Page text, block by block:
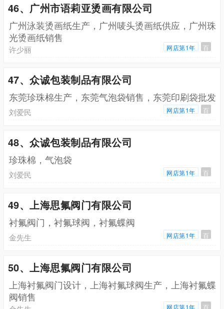
46、广州市语莉亚烫画有限公司
广州泳装烫画纸生产，广州唛头烫画纸供应，广州珠
光烫画纸销售
许少丽 网店第1年 百
47、众诚包装制品有限公司
东莞珍珠棉生产，东莞气泡袋销售，东莞印刷袋批发
刘爱民 网店第1年 百
48、众诚包装制品有限公司
珍珠棉，气泡袋
刘爱民 网店第1年 百
49、上海思氟阀门有限公司
衬氟阀门，衬氟球阀，衬氟蝶阀
金先生 网店第1年 百
50、上海思氟阀门有限公司
上海衬氟阀门设计，上海衬氟球阀生产，上海衬氟蝶
阀销售
网店第1年 百